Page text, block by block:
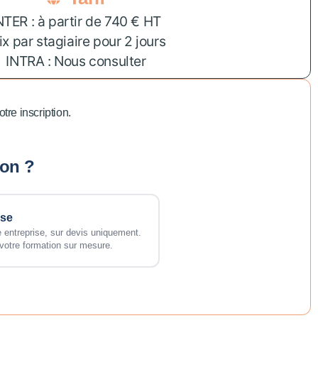
: à partir de 740 € HT
par stagiaire pour 2 jours
INTRA : Nous consulter
inscription.
?
sur devis uniquement.
formation sur mesure.